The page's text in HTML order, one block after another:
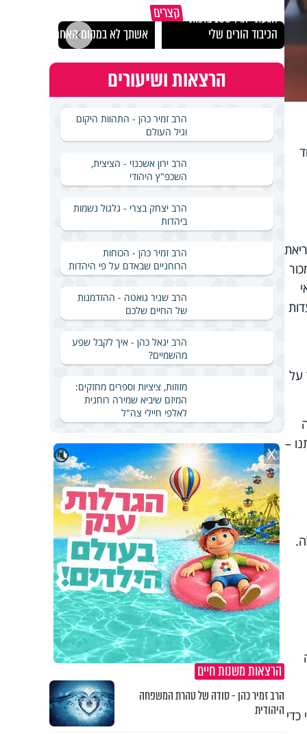
על
–
קצרים הגעתי לגיל 108 בזכות
הכיבוד הורים שלי
אשתך לא במקום האחרון
הרצאות ושיעורים
הרב זמיר כהן - התהוות היקום
וגיל העולם
הרב ירון אשכנזי - הציצית,
השכפ"ץ היהודי
הרב יצחק בצרי - גלגול נשמות
ביהדות
הרב זמיר כהן - הכוחות
הרוחניים שבאדם על פי היהדות
הרב שניר גואטה - ההזדמנות
של החיים שלכם
הרב יגאל כהן - איך לקבל שפע
מהשמיים?
מזוזות, ציציות וספרים מחזקים:
המיזם שיביא שמירה רוחנית
לאלפי חיילי צה"ל
🔇 X
הרצאות משנות חיים
הרב זמיר כהן - סודה של טהרת המשפחה
היהודית